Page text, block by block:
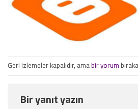
Geri izlemeler kapalıdır, amabir yorum
Bir yanıt yazın